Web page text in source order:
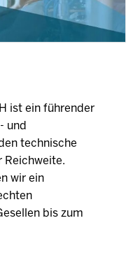
ist ein führender
und
technische
Reichweite.
wir ein
bis zum